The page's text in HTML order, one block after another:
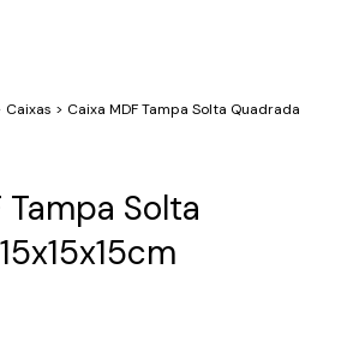
Caixas > Caixa MDF Tampa Solta Quadrada
Tampa Solta